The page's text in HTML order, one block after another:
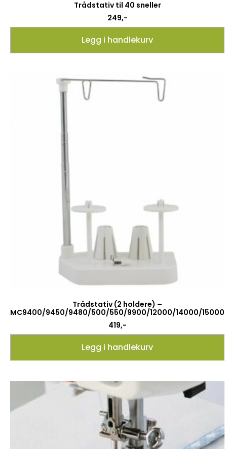
Trådstativ til 40 sneller
249,-
Legg i handlekurv
Trådstativ (2 holdere) –
MC9400/9450/9480/500/550/9900/12000/14000/15000
419,-
Legg i handlekurv